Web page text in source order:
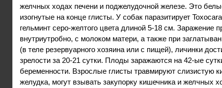
желчных ходах печени и поджелудочной железе. Это
изогнутые на конце глисты. У собак паразитирует
гельминт серо-желтого цвета длиной 5-18 см. Заражение
внутриутробно, с молоком матери, а также при
(в теле резервуарного хозяина или с пищей), личинки
зрелости за 20-21 сутки. Плоды заражаются на 42-ые
беременности. Взрослые глисты травмируют слизистую
желудка, могут взывать закупорку кишечника и желчных